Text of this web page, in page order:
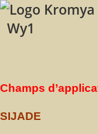
Wy1
Champs
SIJADE